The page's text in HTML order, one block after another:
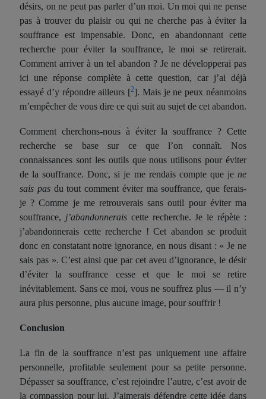
désirs, on ne peut pas parler d’un moi. Un moi qui ne pense
pas à trouver du plaisir ou qui ne cherche pas à éviter la
souffrance est impensable. Donc, en abandonnant cette
recherche pour éviter la souffrance, le moi se retirerait.
Comment arriver à un tel abandon ? Je ne développerai pas
ici une réponse complète à cette question, car j’ai déjà
essayé d’y répondre ailleurs [2]. Mais je ne peux néanmoins
m’empêcher de vous dire ce qui suit au sujet de cet abandon.
Comment cherchons-nous à éviter la souffrance ? Cette
recherche se base sur ce que l’on connaît. Nos
connaissances sont les outils que nous utilisons pour éviter
de la souffrance. Donc, si je me rendais compte que je ne
sais pasdu tout comment éviter ma souffrance, que ferais-
je ? Comme je me retrouverais sans outil pour éviter ma
souffrance, j’abandonnerais cette recherche. Je le répète :
j’abandonnerais cette recherche ! Cet abandon se produit
donc en constatant notre ignorance, en nous disant : « Je ne
sais pas ». C’est ainsi que par cet aveu d’ignorance, le désir
d’éviter la souffrance cesse et que le moi se retire
inévitablement. Sans ce moi, vous ne souffrez plus — il n’y
aura plus personne, plus aucune image, pour souffrir !
Conclusion
La fin de la souffrance n’est pas uniquement une affaire
personnelle, profitable seulement pour sa petite personne.
Dépasser sa souffrance, c’est rejoindre l’autre, c’est avoir de
la compassion pour lui. J’aimerais défendre cette idée dans